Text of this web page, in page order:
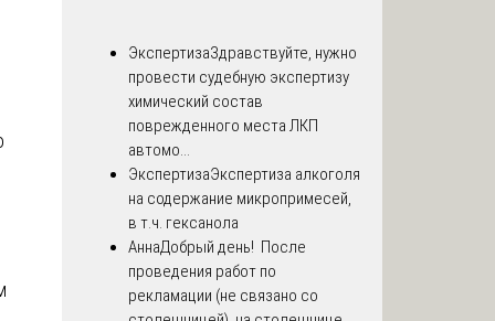
ЭкспертизаЗдравствуйте, нужно
провести судебную экспертизу
химический состав
поврежденного места ЛКП
автомо...
ЭкспертизаЭкспертиза алкоголя
на содержание микропримесей,
в т.ч. гексанола
АннаДобрый день! После
проведения работ по
рекламации (не связано со